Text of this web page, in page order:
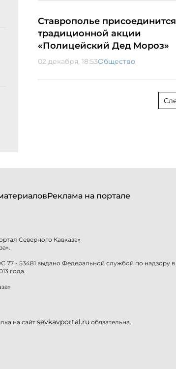
Ставрополье
традиционной акции
«Полицейский Дед Мороз»
02 декабря, 18:53Общество
Реклама на портале
Северного Кавказа»
- 53481 выдано Федеральной службой по надзору
года.
на сайт sevkavportal.ru обязательна.